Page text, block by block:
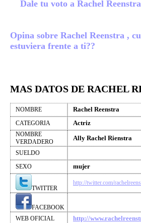
Dale tu voto a Rachel Reenstra
Opina sobre Rachel Reenstra ,
estuviera frente a ti??
MAS DATOS DE RACHEL
NOMBRE Rachel Reenstra
CATEGORIA Actriz
NOMBRE
VERDADERO
Ally Rachel Rienstra
SUELDO
SEXO
mujer
TWITTER
http://twitter.com/
FACEBOOK
WEB OFICIAL
http://